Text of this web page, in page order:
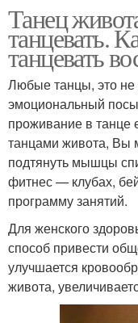
Танец
танцевать.
танцевать
Любые танцы, это не
эмоциональный
проживание в танце
танцами живота, Вы
подтянуть мышцы
фитнес — клубах,
программу занятий.
Для женского
способ привести
улучшается
живота,